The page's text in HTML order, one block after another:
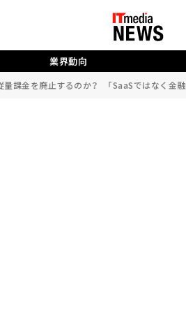
業界動向
量課金を廃止するのか？ 「SaaSではなく金融